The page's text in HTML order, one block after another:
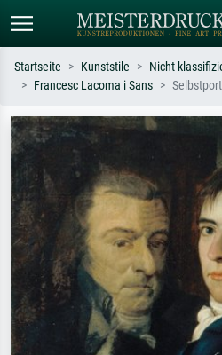
Suchen Sie nach Künstlern, Werktiteln
oder Stilen – z.B. Monet,
Sternennacht, Impressionismus, Welle
Hokusai, Akt.
Startseite Kunststile
Nicht
Francesc Lacoma i Sans